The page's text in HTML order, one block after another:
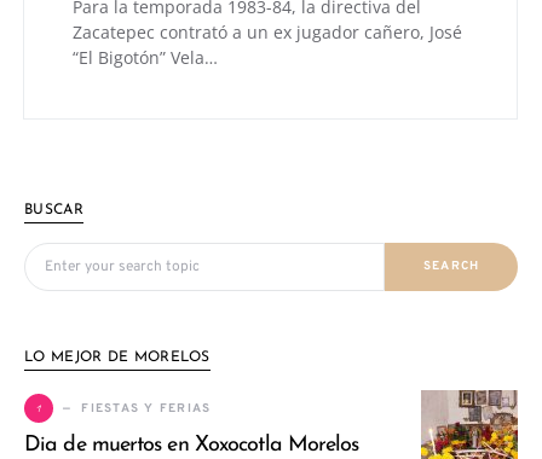
Para la temporada 1983-84, la directiva del
Zacatepec contrató a un ex jugador cañero, José
“El Bigotón” Vela…
BUSCAR
Search for:
SEARCH
LO MEJOR DE MORELOS
1 FIESTAS Y FERIAS
Dia de muertos en Xoxocotla Morelos